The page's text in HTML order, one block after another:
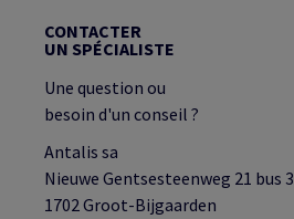
CONTACTER
UN SPÉCIALISTE
Une question ou
besoin d'un conseil ?
Antalis sa
Nieuwe Gentsesteenweg 21 bus 3
1702 Groot-Bijgaarden